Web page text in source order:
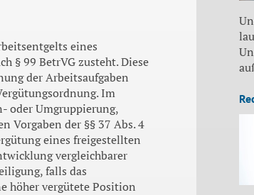
eines
§ 99 BetrVG zusteht. Diese
der Arbeitsaufgaben
Im
oder Umgruppierung,
Vorgaben der §§ 37 Abs. 4
eines freigestellten
vergleichbarer
falls das
höher vergütete Position